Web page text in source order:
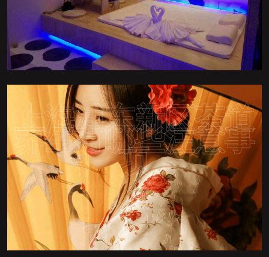
上海浦东新区茶道
养生有哪些注意事
项